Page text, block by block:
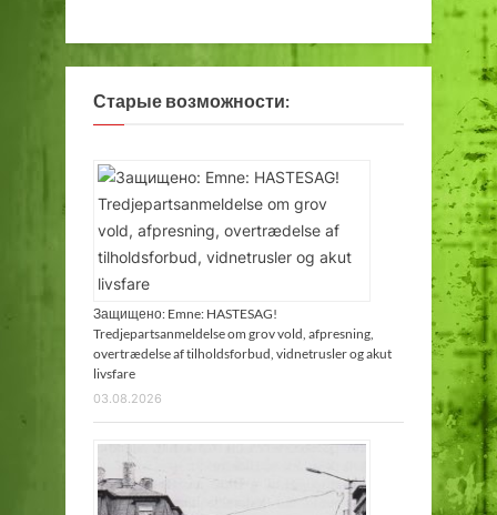
Старые возможности:
Защищено: Emne: HASTESAG!
Tredjepartsanmeldelse om grov vold, afpresning,
overtrædelse af tilholdsforbud, vidnetrusler og akut
livsfare
03.08.2026